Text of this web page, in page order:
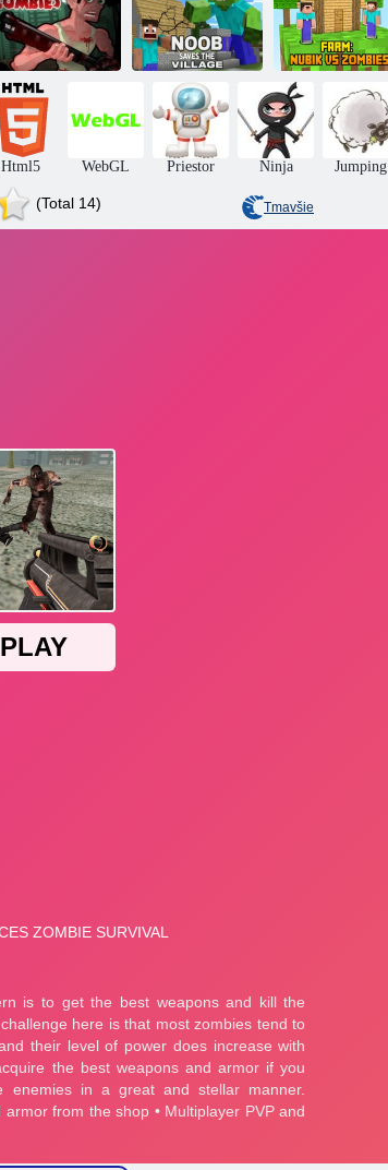
Vojaci armády:
Druhá svetová
vojna
Stredoveký
ochrana Z
Leťte alebo
zomriete
Hlúpe zombie 2
Noob zachráni
dedinu
Noob vs
Zombies: Farma
Html5 WebGL Priestor Ninja Jumping
(Total 14) Tmavšie